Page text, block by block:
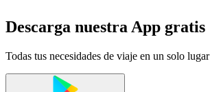
Descarga nuestra App gratis
Todas tus necesidades de viaje en un solo lugar